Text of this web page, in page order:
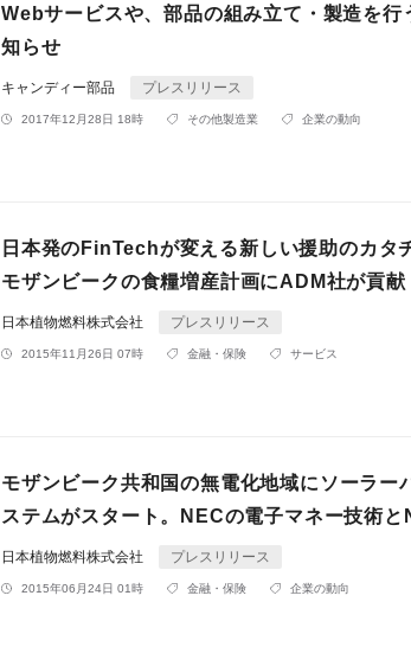
Webサービスや、部品の組み立て・製造を
知らせ
キャンディー部品 プレスリリース
2017年12月28日 18時 その他製造業 企業の動向
日本発のFinTechが変える新しい援助のカタ
モザンビークの食糧増産計画にADM社が貢献
日本植物燃料株式会社 プレスリリース
2015年11月26日 07時 金融・保険 サービス
モザンビーク共和国の無電化地域にソーラー
ステムがスタート。NECの電子マネー技術
日本植物燃料株式会社 プレスリリース
2015年06月24日 01時 金融・保険 企業の動向